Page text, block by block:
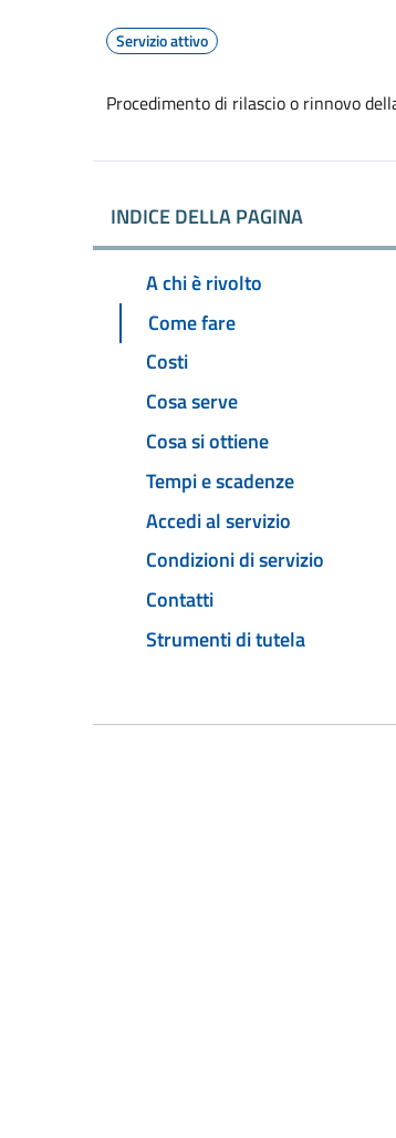
Servizio attivo
Procedimento di rilascio o rinnovo
INDICE DELLA PAGINA
A chi è rivolto
Come fare
Costi
Cosa serve
Cosa si ottiene
Tempi e scadenze
Accedi al servizio
Condizioni di servizio
Contatti
Strumenti di tutela